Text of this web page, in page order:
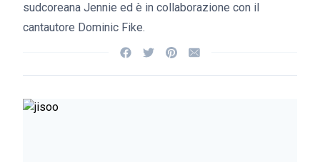
sudcoreana Jennie ed è in collaborazione con il
cantautore Dominic Fike.